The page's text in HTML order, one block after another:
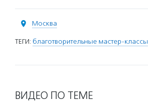
Москва
ТЕГИ: благотворительные мастер-классы
ВИДЕО ПО ТЕМЕ